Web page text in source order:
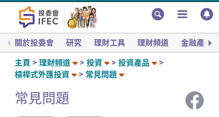
關於投委會 研究 理財工具 理財頻道 金融產品
主頁 理財頻道 投資
投資產品
槓桿式外匯投資
常見問題
常見問題